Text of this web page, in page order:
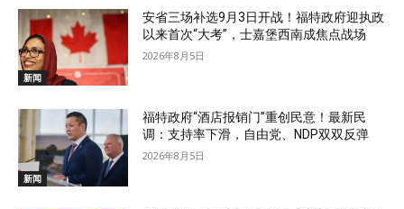
新闻
安省三场补选9月3日开战！福特政府迎执政
以来首次“大考”，士嘉堡西南成焦点战场
2026年8月5日
新闻
福特政府“酒店报销门”重创民意！最新民
调：支持率下滑，自由党、NDP双双反弹
2026年8月5日